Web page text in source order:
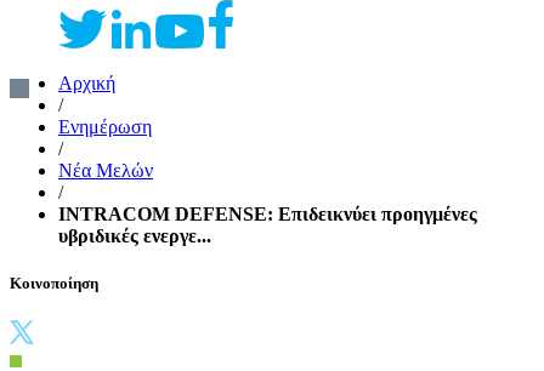
Αρχική
/
Ενημέρωση
/
Νέα Μελών
/
INTRACOM DEFENSE: Επιδεικνύει προηγμένες
υβριδικές ενεργε...
Κοινοποίηση